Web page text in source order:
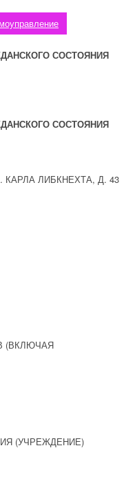
СОСТОЯНИЯ
СОСТОЯНИЯ
ЛИБКНЕХТА, Д. 43
(ВКЛЮЧАЯ
(УЧРЕЖДЕНИЕ)